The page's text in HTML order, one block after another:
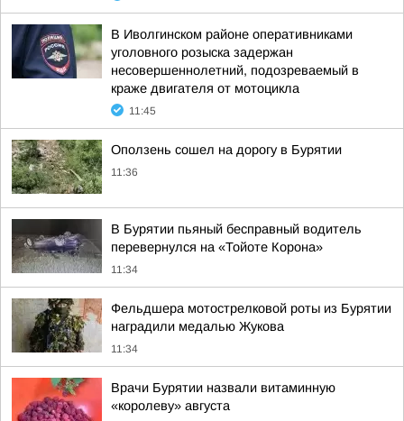
В Иволгинском районе оперативниками
уголовного розыска задержан
несовершеннолетний, подозреваемый в
краже двигателя от мотоцикла
11:45
Оползень сошел на дорогу в Бурятии
11:36
В Бурятии пьяный бесправный водитель
перевернулся на «Тойоте Корона»
11:34
Фельдшера мотострелковой роты из Бурятии
наградили медалью Жукова
11:34
Врачи Бурятии назвали витаминную
«королеву» августа